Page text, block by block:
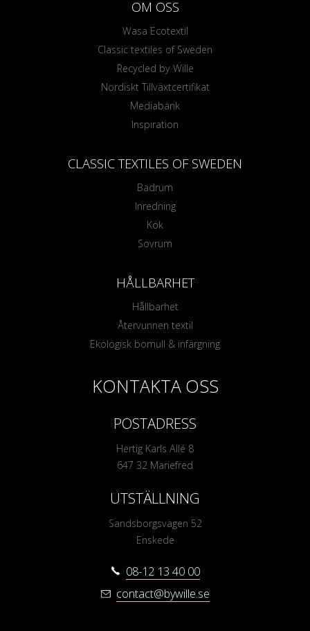
OM OSS
Wasa Ecotextil
Classic textiles of Sweden
Recycled by Wille
Nordiskt Tillväxtcertifikat
Mediabank
Inspiration
CLASSIC TEXTILES OF SWEDEN
Badrum
Inredning
Kök
Sovrum
HÅLLBARHET
Hållbarhet
Återvunnen textil
Ekologisk bomull & infärgning
KONTAKTA OSS
POSTADRESS
Hertig Karls Allé 8
647 32 Mariefred
UTSTÄLLNING
Sandsborgsvägen 52
Enskede
08-12 13 40 00
contact@bywille.se